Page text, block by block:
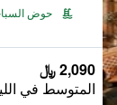
حوض
2,090 ﷼
المتوسط في